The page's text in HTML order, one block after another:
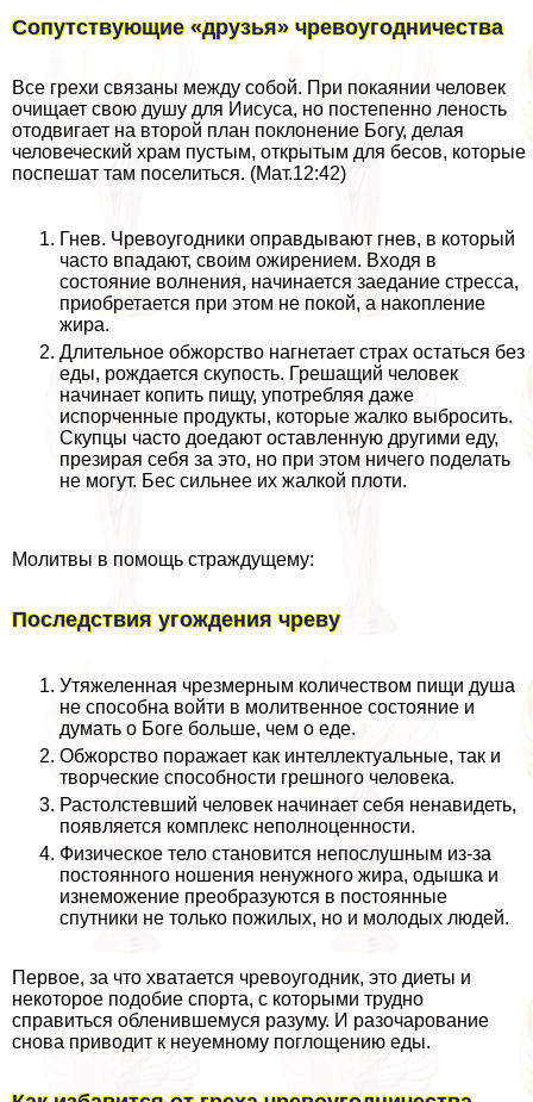
Сопутствующие «друзья» чревоугодничества
Все грехи связаны между собой. При покаянии человек
очищает свою душу для Иисуса, но постепенно леность
отодвигает на второй план поклонение Богу, делая
человеческий храм пустым, открытым для бесов, которые
поспешат там поселиться. (Мат.12:42)
Гнев. Чревоугодники оправдывают гнев, в который
часто впадают, своим ожирением. Входя в
состояние волнения, начинается заедание стресса,
приобретается при этом не покой, а накопление
жира.
Длительное обжорство нагнетает страх остаться без
еды, рождается скупость. Грешащий человек
начинает копить пищу, употрeбляя даже
испорченные продукты, которые жалко выбросить.
Скупцы часто доедают оставленную другими еду,
презирая себя за это, но при этом ничего поделать
не могут. Бес сильнее их жалкой плоти.
Молитвы в помощь страждущему:
Последствия угождения чреву
Утяжеленная чрезмерным количеством пищи душа
не способна войти в молитвенное состояние и
думать о Боге больше, чем о еде.
Обжорство поражает как интеллектуальные, так и
творческие способности грешного человека.
Растолстевший человек начинает себя ненавидеть,
появляется комплекс неполноценности.
Физическое тело становится непослушным из-за
постоянного ношения ненужного жира, одышка и
изнеможение преобразуются в постоянные
спутники не только пожилых, но и молодых людей.
Первое, за что хватается чревоугодник, это диеты и
некоторое подобие спорта, с которыми трудно
справиться обленившемуся разуму. И разочарование
снова приводит к неуемному поглощению еды.